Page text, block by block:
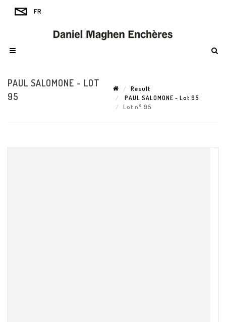
PAUL SALOMONE - LOT
95
Result
PAUL SALOMONE - Lot 95
Lot n° 95